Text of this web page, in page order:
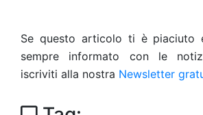
Se questo articolo ti è piaciuto
sempre informato con le
iscriviti alla nostra Newsletter